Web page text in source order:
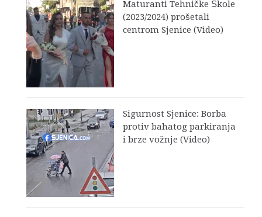
Maturanti Tehničke Škole
(2023/2024) prošetali
centrom Sjenice (Video)
Sigurnost Sjenice: Borba
protiv bahatog parkiranja
i brze vožnje (Video)